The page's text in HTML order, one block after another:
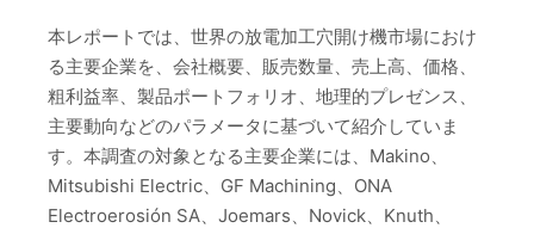
本レポートでは、世界の放電加工穴開け機市場におけ
る主要企業を、会社概要、販売数量、売上高、価格、
粗利益率、製品ポートフォリオ、地理的プレゼンス、
主要動向などのパラメータに基づいて紹介していま
す。本調査の対象となる主要企業には、Makino、
Mitsubishi Electric、GF Machining、ONA
Electroerosión SA、Joemars、Novick、Knuth、